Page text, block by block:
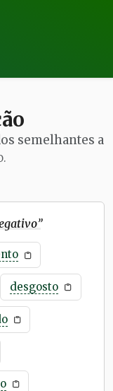
semelhantes a
”
desgosto